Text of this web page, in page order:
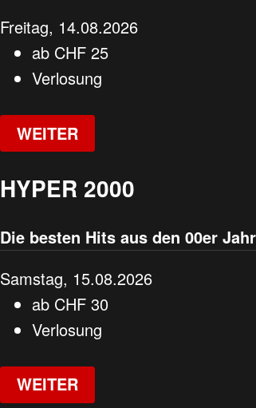
Freitag, 14.08.2026
ab CHF 25
Verlosung
WEITER
HYPER 2000
Die besten Hits aus den 00er
Samstag, 15.08.2026
ab CHF 30
Verlosung
WEITER